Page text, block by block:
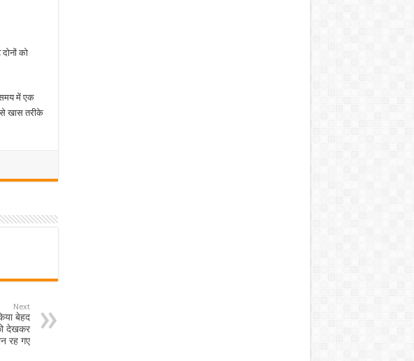
को
समय में एक
से खास तरीके
Next
बेहद
देखकर
रह गए